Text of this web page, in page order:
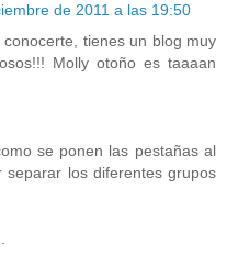
de 2011 a las 19:50
tienes un blog muy
Molly otoño es taaaan
se ponen las pestañas al
los diferentes grupos